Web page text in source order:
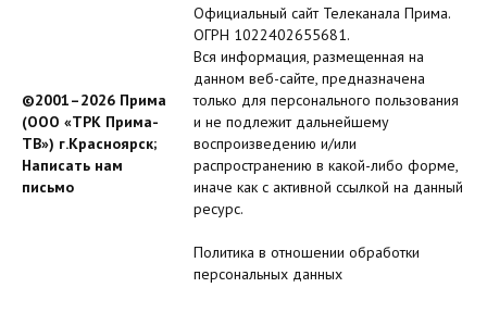
©2001–2026 Прима
(ООО «ТРК Прима-
ТВ») г.Красноярск;
Написать нам
письмо
Официальный сайт Телеканала Прима.
ОГРН 1022402655681.
Вся информация, размещенная на
данном веб-сайте, предназначена
только для персонального пользования
и не подлежит дальнейшему
воспроизведению и/или
распространению в какой-либо форме,
иначе как с активной ссылкой на данный
ресурс.
Политика в отношении обработки
персональных данных